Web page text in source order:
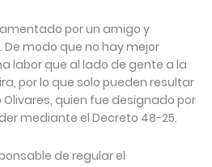
por un amigo y
modo que no hay mejor
labor que al lado de gente a la
por lo que solo pueden resultar
Olivares, quien fue designado por
mediante el Decreto 48-25.
de regular el